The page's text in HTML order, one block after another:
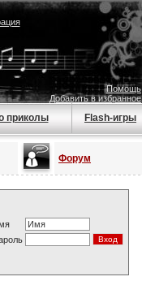
Помощь
Добавить в избранное
приколы Flash-игры
Форум